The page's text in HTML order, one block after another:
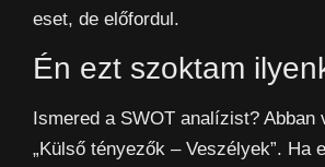
eset, de előfordul.
Én ezt szoktam
Ismered a SWOT analízist? Abban
„Külső tényezők – Veszélyek”. Ha